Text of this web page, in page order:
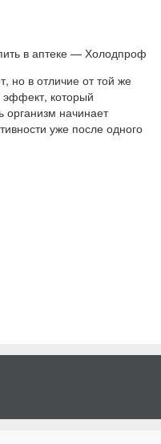
в аптеке — Холодпроф
но в отличие от той же
эффект, который
организм начинает
уже после одного